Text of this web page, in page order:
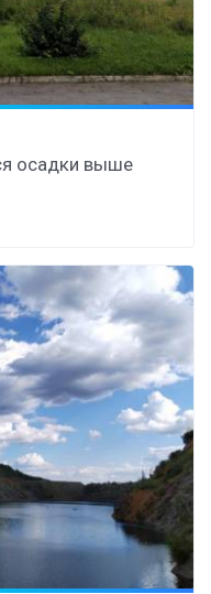
осадки выше